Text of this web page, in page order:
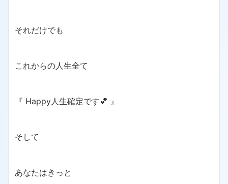
それだけでも
これからの人生全て
『 Happy人生確定です💕 』
そして
あなたはきっと